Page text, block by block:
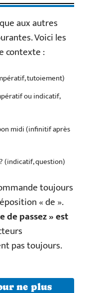
aux autres
Voici les
contexte :
tutoiement)
ou indicatif,
midi (infinitif après
(indicatif, question)
toujours
« de ».
de passez » est
pas toujours.
ne plus